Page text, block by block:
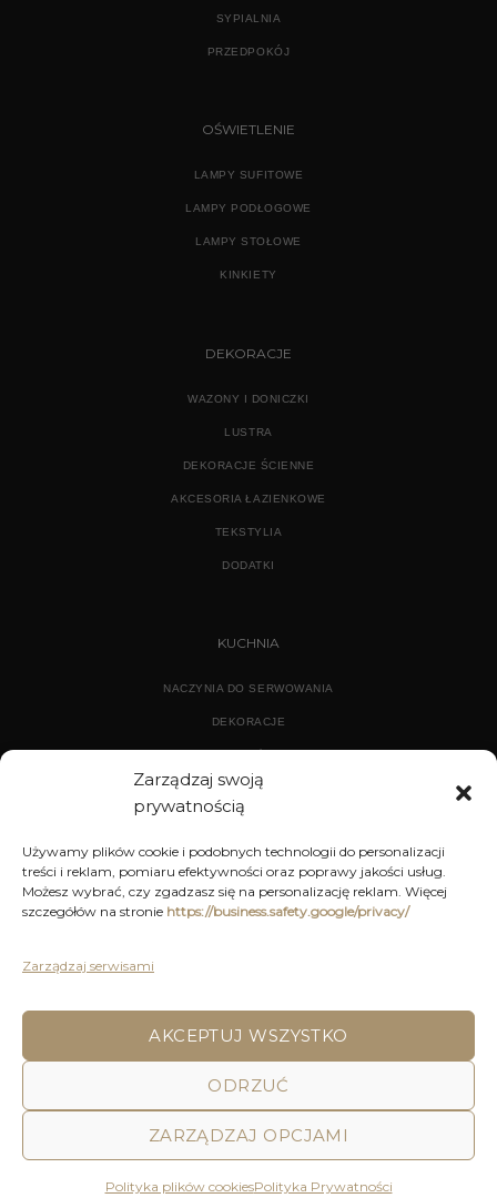
Zarządzaj swoją
prywatnością
Używamy plików cookie i podobnych technologii do personalizacji
treści i reklam, pomiaru efektywności oraz poprawy jakości usług.
Możesz wybrać, czy zgadzasz się na personalizację reklam. Więcej
szczegółów na stronie https://business.safety.google/privacy/
Zarządzaj serwisami
AKCEPTUJ WSZYSTKO
ODRZUĆ
ZARZĄDZAJ OPCJAMI
Polityka plików cookiesPolityka Prywatności
SYPIALNIA
PRZEDPOKÓJ
OŚWIETLENIE
LAMPY SUFITOWE
LAMPY PODŁOGOWE
LAMPY STOŁOWE
KINKIETY
DEKORACJE
WAZONY I DONICZKI
LUSTRA
DEKORACJE ŚCIENNE
AKCESORIA ŁAZIENKOWE
TEKSTYLIA
DODATKI
KUCHNIA
NACZYNIA DO SERWOWANIA
DEKORACJE
DEKORACJE
KUCHNIA
POLITYKA PRYWATNOŚCI
REGULAMIN SKLEPU ON-LINE
DECOR AND YOU
Decor & You | Home Decorations | Home Accessories |